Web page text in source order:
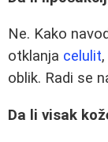
Ne. Kako
otklanja celulit
oblik. Radi se
Da li visak